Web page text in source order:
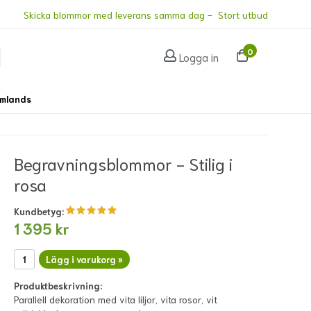
Skicka blommor med leverans samma dag - Stort utbud
Logga in 0
Begravningsblommor - Stilig i
rosa
Kundbetyg:
1 395 kr
Lägg i varukorg »
Produktbeskrivning:
Parallell dekoration med vita liljor, vita rosor, vit